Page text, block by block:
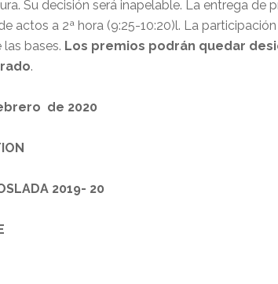
Su decisión será inapelable. La entrega de
actos a 2ª hora (9:25-10:20)l. La
bases. Los premios podrán quedar
.
de 2020
2019- 20